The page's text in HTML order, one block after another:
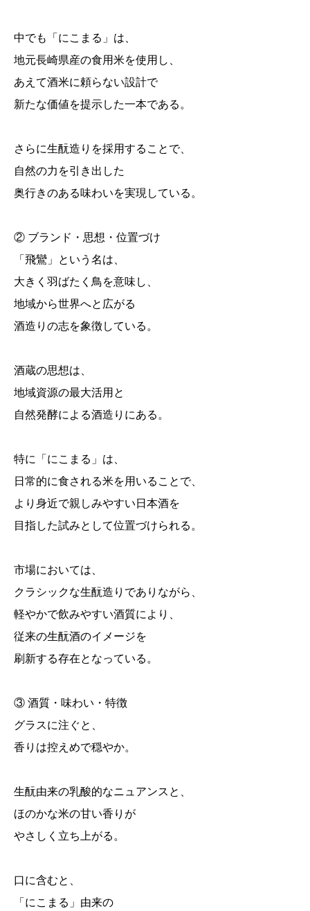
中でも「にこまる」は、
地元長崎県産の食用米を使用し、
あえて酒米に頼らない設計で
新たな価値を提示した一本である。
さらに生酛造りを採用することで、
自然の力を引き出した
奥行きのある味わいを実現している。
② ブランド・思想・位置づけ
「飛鸞」という名は、
大きく羽ばたく鳥を意味し、
地域から世界へと広がる
酒造りの志を象徴している。
酒蔵の思想は、
地域資源の最大活用と
自然発酵による酒造りにある。
特に「にこまる」は、
日常的に食される米を用いることで、
より身近で親しみやすい日本酒を
目指した試みとして位置づけられる。
市場においては、
クラシックな生酛造りでありながら、
軽やかで飲みやすい酒質により、
従来の生酛酒のイメージを
刷新する存在となっている。
③ 酒質・味わい・特徴
グラスに注ぐと、
香りは控えめで穏やか。
生酛由来の乳酸的なニュアンスと、
ほのかな米の甘い香りが
やさしく立ち上がる。
口に含むと、
「にこまる」由来の